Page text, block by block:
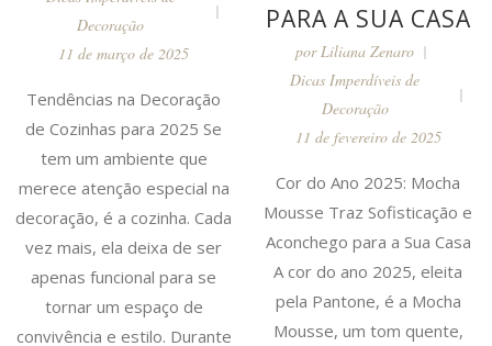
Decoração
11 de março de 2025
Tendências na Decoração
de Cozinhas para 2025 Se
tem um ambiente que
merece atenção especial na
decoração, é a cozinha. Cada
vez mais, ela deixa de ser
apenas funcional para se
tornar um espaço de
convivência e estilo. Durante
PARA A SUA CASA
por Liliana Zenaro
Dicas Imperdíveis de
Decoração
11 de fevereiro de 2025
Cor do Ano 2025: Mocha
Mousse Traz Sofisticação e
Aconchego para a Sua Casa
A cor do ano 2025, eleita
pela Pantone, é a Mocha
Mousse, um tom quente,